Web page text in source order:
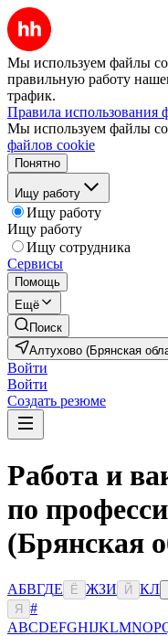
Мы используем файлы
правильную работу
трафик.
Правила использования
Мы используем файлы
файлов cookie
Понятно
Ищу работу
Ищу работу
Ищу работу
Ищу сотрудника
Сервисы
Помощь
Ещё
Поиск
Алтухово (Брянская
Войти
Войти
Создать резюме
Работа и
по
(Брянская
АБВГДЕ Ё ЖЗИ Й КЛ
Я
#
ABCDEFGHIJKLMNOP